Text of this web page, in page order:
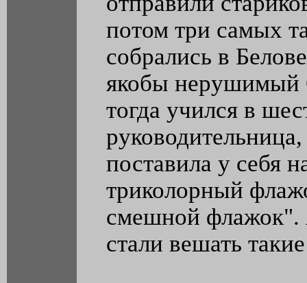
потом три самых
собрались в
якобы
тогда учился в
поставила у себя
триколорный
смешной флажок".
стали вешать